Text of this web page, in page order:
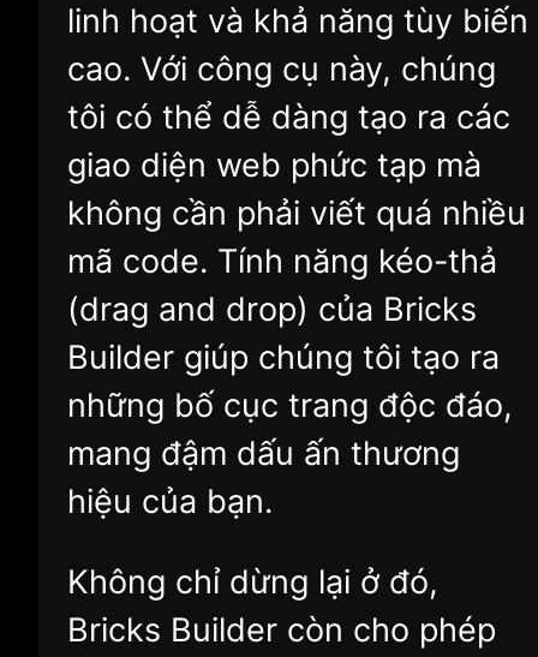
linh hoạt và khả năng tùy biến
cao. Với công cụ này, chúng
tôi có thể dễ dàng tạo ra các
giao diện web phức tạp mà
không cần phải viết quá nhiều
mã code. Tính năng kéo-thả
(drag and drop) của Bricks
Builder giúp chúng tôi tạo ra
những bố cục trang độc đáo,
mang đậm dấu ấn thương
hiệu của bạn.
Không chỉ dừng lại ở đó,
Bricks Builder còn cho phép